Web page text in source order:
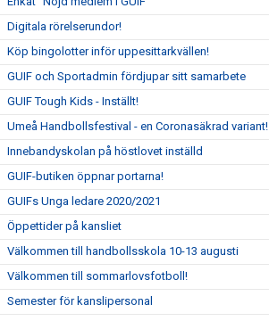
Digitala rörelserundor!
Köp bingolotter inför uppesittarkvällen!
GUIF och Sportadmin fördjupar sitt samarbete
GUIF Tough Kids - Inställt!
Umeå Handbollsfestival - en Coronasäkrad variant!
Innebandyskolan på höstlovet inställd
GUIF-butiken öppnar portarna!
GUIFs Unga ledare 2020/2021
Öppettider på kansliet
Välkommen till handbollsskola 10-13 augusti
Välkommen till sommarlovsfotboll!
Semester för kanslipersonal